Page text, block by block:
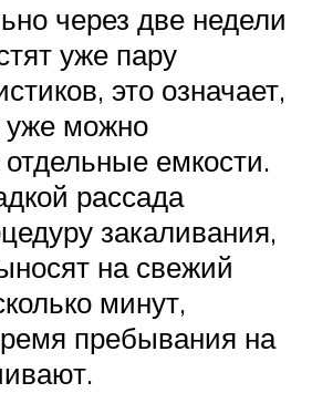
через две недели
уже пару
это означает,
уже можно
емкости.
рассада
закаливания,
на свежий
минут,
пребывания на